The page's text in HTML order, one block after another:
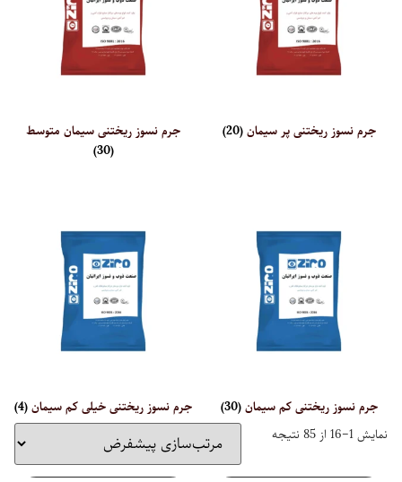
جرم نسوز ریختنی پر سیمان(20)
جرم نسوز ریختنی سیمان متوسط
(30)
جرم نسوز ریختنی کم سیمان(30) جرم نسوز ریختنی خیلی کم سیمان(4)
نمایش 1–16 از 85 نتیجه